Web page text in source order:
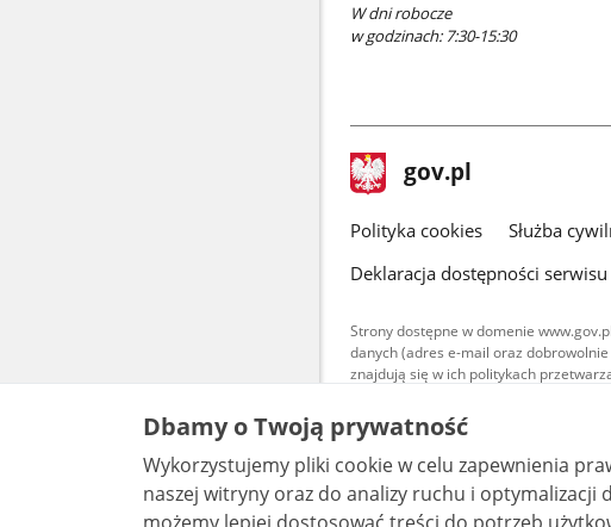
W dni robocze
w godzinach: 7:30-15:30
stopka
gov.pl Strona
gov.pl
gov.pl
Polityka cookies Służba
Deklaracja dostępności
Strony dostępne w domenie
danych (adres e-mail oraz
znajdują się w ich politykach
Treści tekstowe
udostępniane na licencji
warunkach 4.0 (CC BY-
są udostępniane na
bez utworów zależnych
Dbamy o Twoją prywatność
Wykorzystujemy pliki cookie w celu zapewnienia
naszej witryny oraz do analizy ruchu i optymalizacji